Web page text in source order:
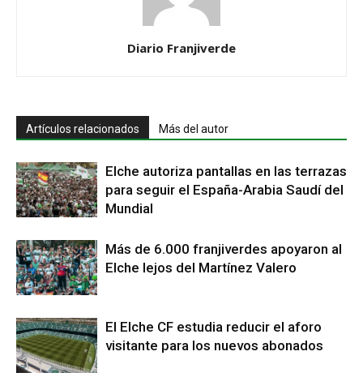
Diario Franjiverde
Artículos relacionados Más del autor
Elche autoriza pantallas en las terrazas
para seguir el España-Arabia Saudí del
Mundial
Más de 6.000 franjiverdes apoyaron al
Elche lejos del Martínez Valero
El Elche CF estudia reducir el aforo
visitante para los nuevos abonados